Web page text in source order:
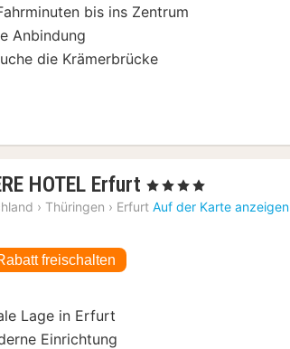
Bild
bis ins Zentrum
Anbindung
die Krämerbrücke
HOTEL Erfurt 1
Nacht
, 4 Sterne
› Thüringen › Erfurt Auf der Karte anzeigen
freischalten
Lage in Erfurt
Einrichtung